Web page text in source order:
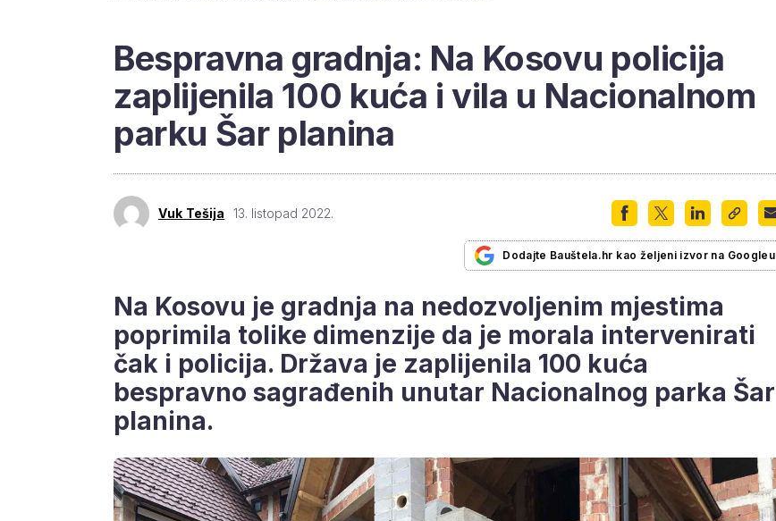
Bespravna gradnja: Na Kosovu policija
zaplijenila 100 kuća i vila u Nacionalnom
parku Šar planina
Vuk Tešija 13. listopad 2022.
Dodajte Bauštela.hr kao željeni izvor na Googleu
Na Kosovu je gradnja na nedozvoljenim mjestima
poprimila tolike dimenzije da je morala intervenirati
čak i policija. Država je zaplijenila 100 kuća
bespravno sagrađenih unutar Nacionalnog parka Šar
planina.